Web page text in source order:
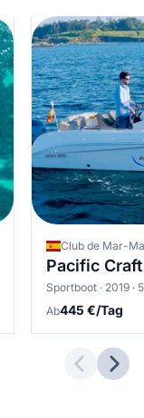
Pacific
Sportboot · 2019 ·
Ab445 €/Tag